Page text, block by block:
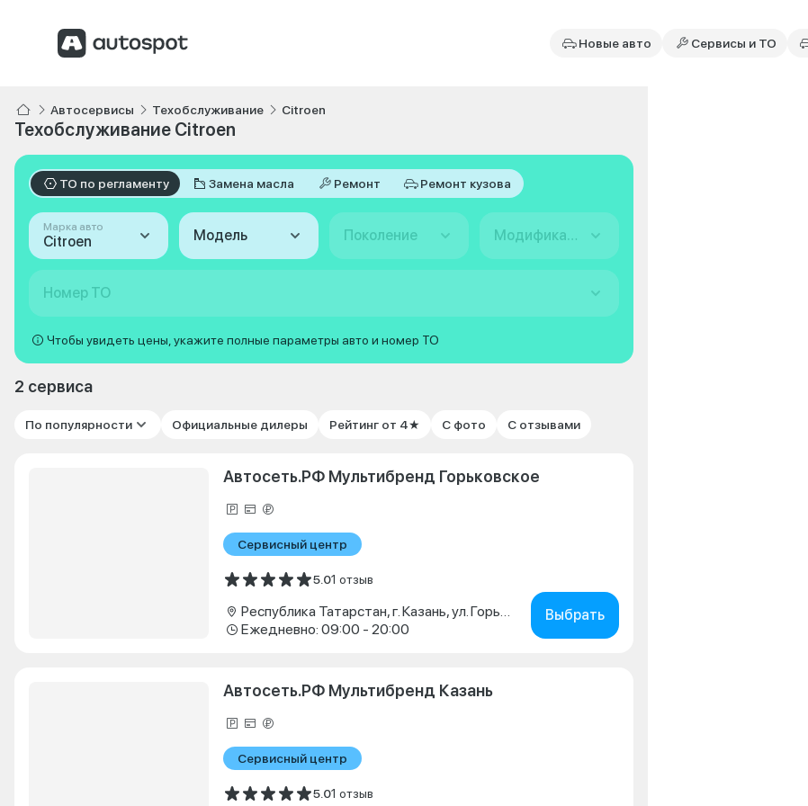
Новые авто Сервисы и ТО
Автосервисы Техобслуживание Citroen
Техобслуживание Citroen
ТО по регламенту Замена масла Ремонт Ремонт кузова
Марка авто
Citroen Модель Поколение Модификация
Номер ТО
Чтобы увидеть цены, укажите полные параметры авто и номер ТО
2 сервиса
По популярности Официальные дилеры Рейтинг от 4★ С фото С отзывами
Автосеть.РФ Мультибренд Горьковское
Сервисный центр
5.01 отзыв
Республика Татарстан, г. Казань, ул. Горьковское Шоссе, д. 55
Ежедневно: 09:00 - 20:00
Выбрать
Автосеть.РФ Мультибренд Казань
Сервисный центр
5.01 отзыв